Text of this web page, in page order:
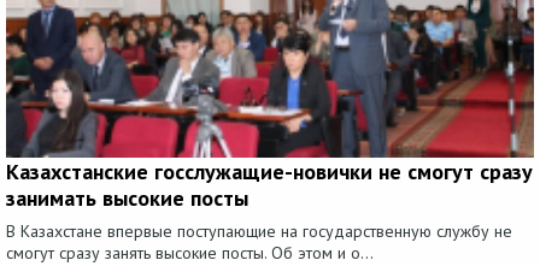
Казахстанские госслужащие-новички не смогут сразу
занимать высокие посты
В Казахстане впервые поступающие на государственную службу не
смогут сразу занять высокие посты. Об этом и о...